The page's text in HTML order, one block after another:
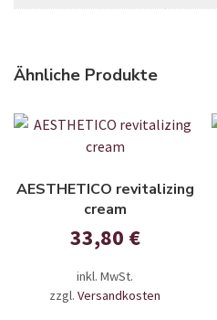
Ähnliche Produkte
AESTHETICO revitalizing
cream
33,80 €
inkl. MwSt.
zzgl.Versandkosten